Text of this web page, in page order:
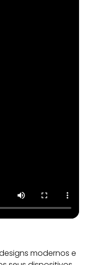
modernos e